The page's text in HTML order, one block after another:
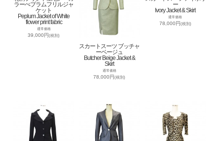
ラーぺプラムフリルジャ
ケット
Peplum Jacket of White
flower print fabric
通常価格
39,000円(税別)
スカートスーツ ブッチャ
ーベージュ
Butcher Beige Jacket &
Skirt
通常価格
78,000円(税別)
ー
Ivory Jacket & Skirt
通常価格
78,000円 (税別)